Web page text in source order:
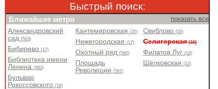
Быстрый поиск:
Ближайшее метро показать все
Александровский
сад(563)
Бибирево(17)
Библиотека имени
Ленина(563)
Бульвар
Рокоссовского(16)
Кантемировская(20)
Нижегородская(17)
Охотный ряд(560)
Площадь
Революции(561)
Свиблово(20)
Селигерская(16)
Филатов Луг(18)
Щёлковская(22)